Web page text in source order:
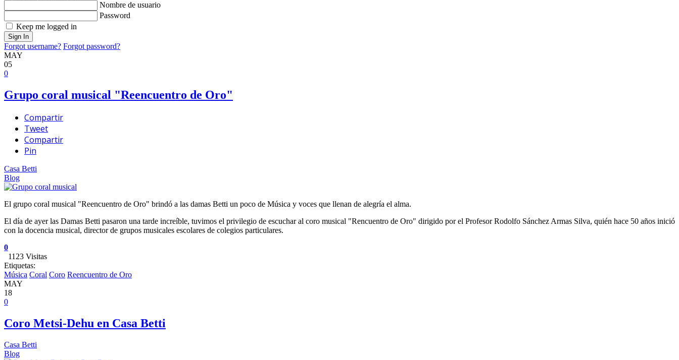
Nombre de usuario
Password
Keep me logged in
Sign In
Forgot username? Forgot password?
MAY
05
0
Grupo coral musical "Reencuentro de Oro"
Compartir
Tweet
Compartir
Pin
Casa Betti
Blog
El grupo coral musical "Reencuentro de Oro" brindó a las damas Betti un poco de Música y voces que llenan de alegría el alma.
El día de ayer las Damas Betti pasaron una tarde increíble, tuvimos el privilegio de escuchar al coro musical "Rencuentro de Oro" dirigido por el Profesor Rodolfo Sánchez Armas Silva, quién hace 50 años inició
con la docencia musical, director de grupos musicales escolares de colegios particulares.
0
1123 Visitas
Etiquetas:
Música Coral Coro Reencuentro de Oro
MAY
18
0
Coro Metsi-Dehu en Casa Betti
Casa Betti
Blog